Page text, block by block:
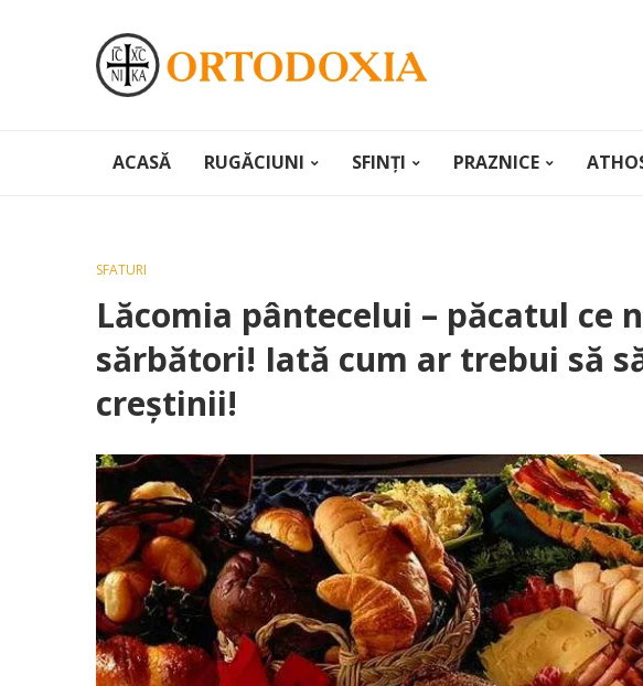
ACASĂ RUGĂCIUNI SFINȚI PRAZNICE
SFATURI
Lăcomia pântecelui – păcatul ce
sărbători! Iată cum ar trebui să
creștinii!